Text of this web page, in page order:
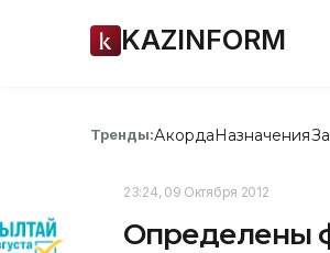
KAZINFORM
Тренды:АкордаНазначения
23:24, 09 Октября 2012
Определены